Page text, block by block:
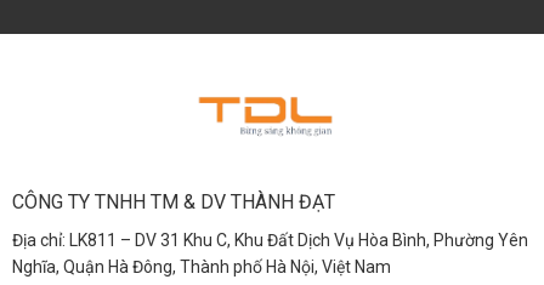
CÔNG TY TNHH TM & DV THÀNH ĐẠT
Địa chỉ: LK811 – DV 31 Khu C, Khu Đất Dịch Vụ Hòa Bình, Phường Yên
Nghĩa, Quận Hà Đông, Thành phố Hà Nội, Việt Nam